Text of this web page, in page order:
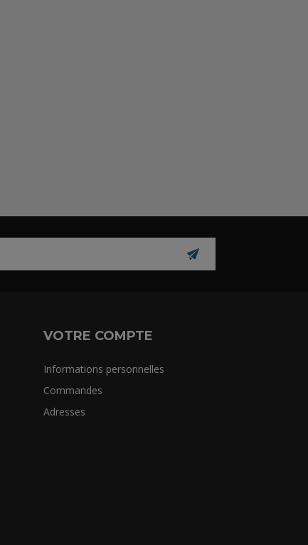
VOTRE COMPTE
Informations personnelles
Commandes
Adresses